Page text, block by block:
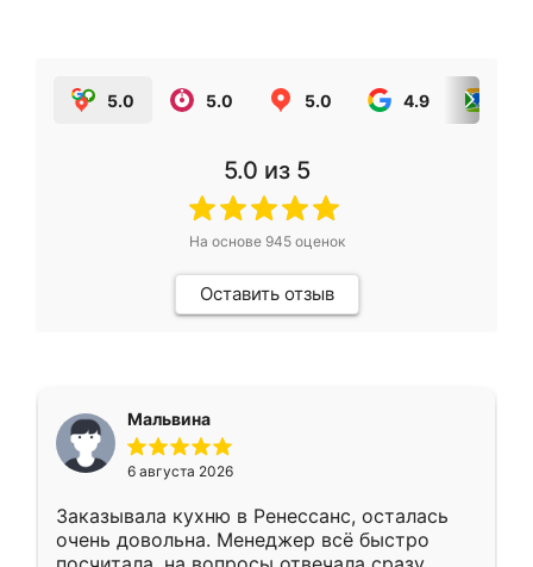
5.0 5.0 5.0 4.9
5.0 из 5
На основе 945оценок
Оставить отзыв
Мальвина
6 августа 2026
Заказывала кухню в Ренессанс, осталась
очень довольна. Менеджер всё быстро